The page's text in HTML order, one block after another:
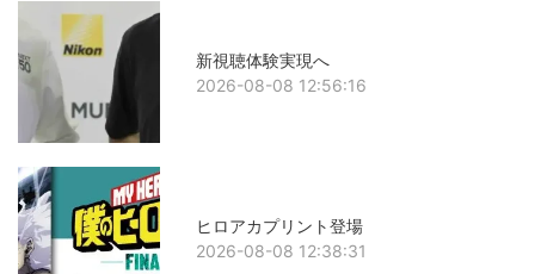
新視聴体験実現へ
2026-08-08 12:56:16
ヒロアカプリント登場
2026-08-08 12:38:31